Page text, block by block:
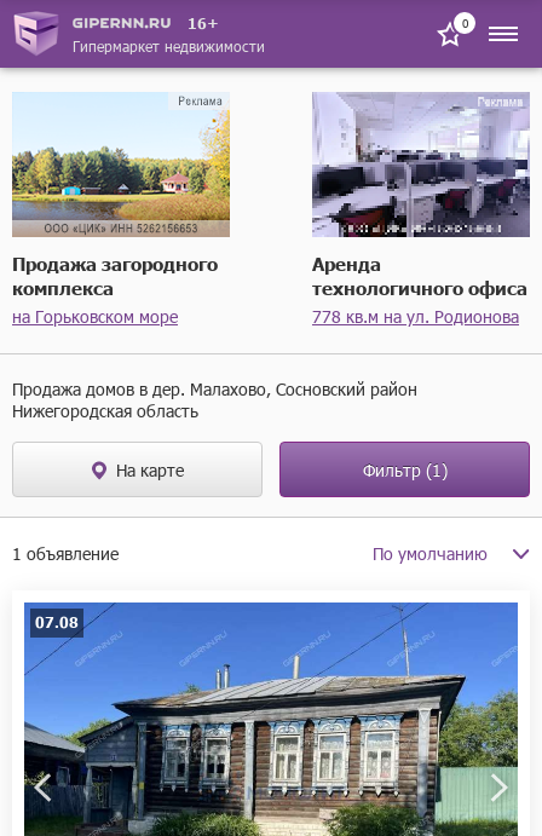
16+
Гипермаркет недвижимости
0
Продажа загородного
комплекса
на Горьковском море
Аренда
технологичного офиса
778 кв.м на ул. Родионова
Продажа домов в дер. Малахово, Сосновский район
Нижегородская область
На карте Фильтр(1)
1 объявление
07.08